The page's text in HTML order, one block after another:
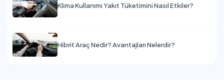
Klima Kullanımı Yakıt Tüketimini Nasıl Etkiler?
Hibrit Araç Nedir? Avantajları Nelerdir?